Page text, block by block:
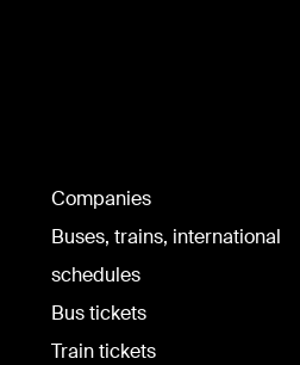
Companies
Buses, trains, international
schedules
Bus tickets
Train tickets